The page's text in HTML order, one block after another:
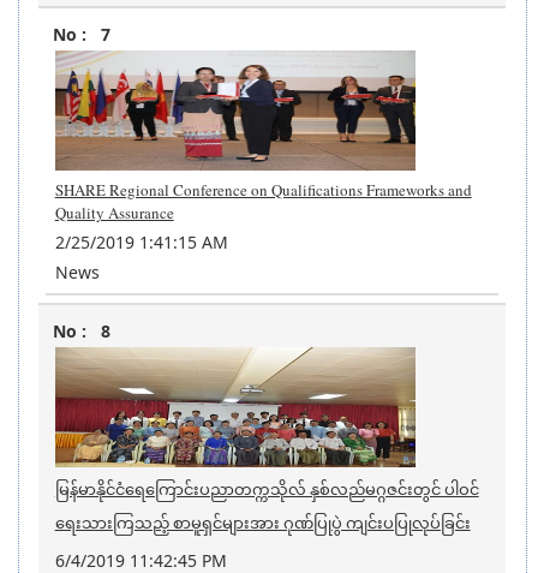
7
SHARE Regional Conference on Qualifications Frameworks and
Quality Assurance
2/25/2019 1:41:15 AM
News
8
မြန်မာနိုင်ငံရေကြောင်းပညာတက္ကသိုလ် နှစ်လည်မဂ္ဂဇင်းတွင် ပါဝင်
ရေးသားကြသည့် စာမူရှင်များအား ဂုဏ်ပြုပွဲ ကျင်းပပြုလုပ်ခြင်း
6/4/2019 11:42:45 PM